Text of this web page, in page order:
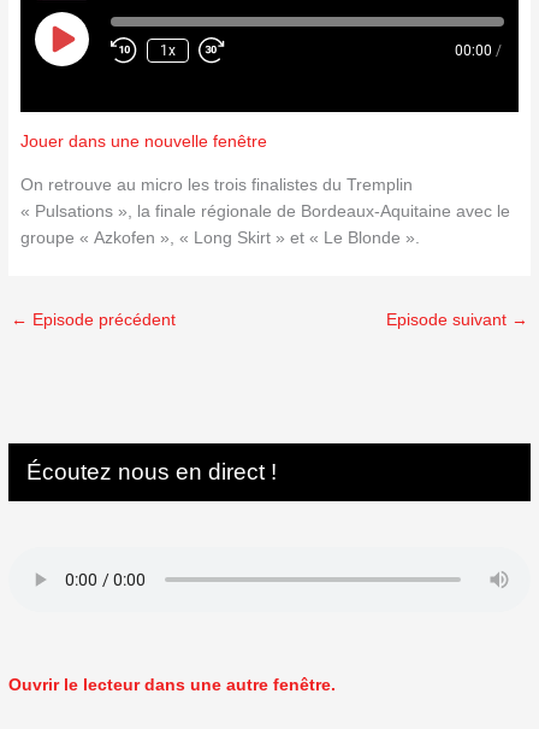
Play
Episode
1x 00:00 /
Jouer dans une nouvelle fenêtre
On retrouve au micro les trois finalistes du Tremplin
« Pulsations », la finale régionale de Bordeaux-Aquitaine avec le
groupe « Azkofen », « Long Skirt » et « Le Blonde ».
← Episode précédent Episode suivant →
Écoutez nous en direct !
Ouvrir le lecteur dans une autre fenêtre.